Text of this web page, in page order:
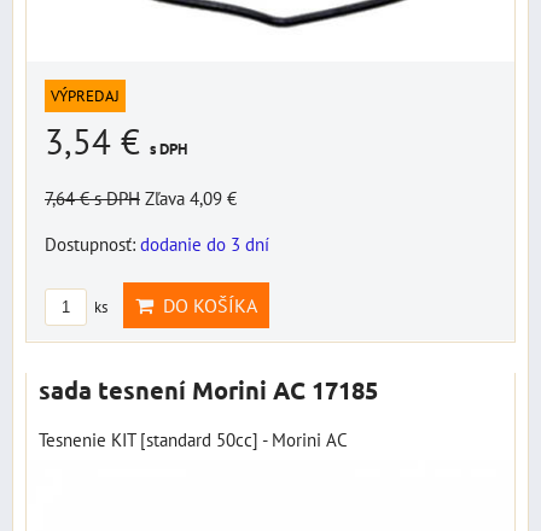
VÝPREDAJ
3,54 € s DPH
7,64 €s DPH Zľava 4,09 €
Dostupnosť: dodanie do 3 dní
ks DO KOŠÍKA
sada tesnení Morini AC 17185
Tesnenie KIT [standard 50cc] - Morini AC